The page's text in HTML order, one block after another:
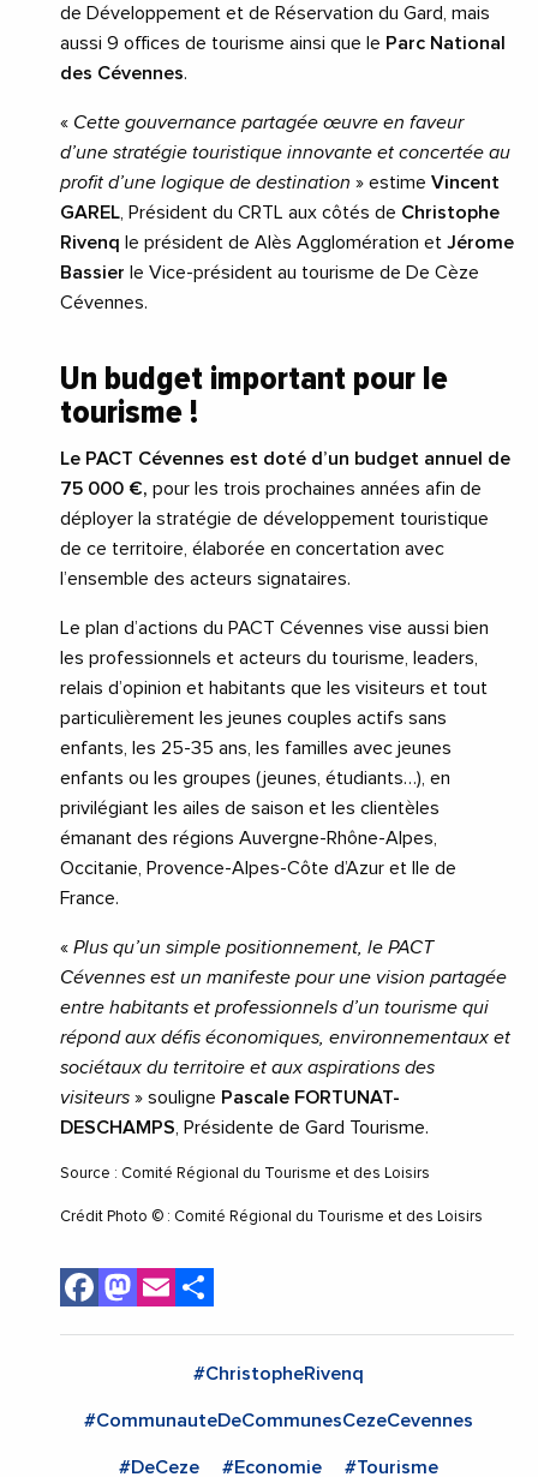
de Développement et de Réservation du Gard, mais
aussi 9 offices de tourisme ainsi que le Parc National
des Cévennes.
« Cette gouvernance partagée œuvre en faveur
d’une stratégie touristique innovante et concertée au
profit d’une logique de destination » estime Vincent
GAREL , Président du CRTL aux côtés de Christophe
Rivenq le président de Alès Agglomération et Jérome
Bassier le Vice-président au tourisme de De Cèze
Cévennes.
Un budget important pour le
tourisme !
Le PACT Cévennes est doté d’un budget annuel de
75 000 €, pour les trois prochaines années afin de
déployer la stratégie de développement touristique
de ce territoire, élaborée en concertation avec
l’ensemble des acteurs signataires.
Le plan d’actions du PACT Cévennes vise aussi bien
les professionnels et acteurs du tourisme, leaders,
relais d’opinion et habitants que les visiteurs et tout
particulièrement les jeunes couples actifs sans
enfants, les 25-35 ans, les familles avec jeunes
enfants ou les groupes (jeunes, étudiants…), en
privilégiant les ailes de saison et les clientèles
émanant des régions Auvergne-Rhône-Alpes,
Occitanie, Provence-Alpes-Côte d’Azur et Ile de
France.
« Plus qu’un simple positionnement, le PACT
Cévennes est un manifeste pour une vision partagée
entre habitants et professionnels d’un tourisme qui
répond aux défis économiques, environnementaux et
sociétaux du territoire et aux aspirations des
visiteurs » souligne Pascale FORTUNAT-
DESCHAMPS , Présidente de Gard Tourisme.
Source : Comité Régional du Tourisme et des Loisirs
Crédit Photo © : Comité Régional du Tourisme et des Loisirs
Facebook
Mastodon
Email
#ChristopheRivenq
#CommunauteDeCommunesCezeCevennes
#DeCeze #Economie #Tourisme